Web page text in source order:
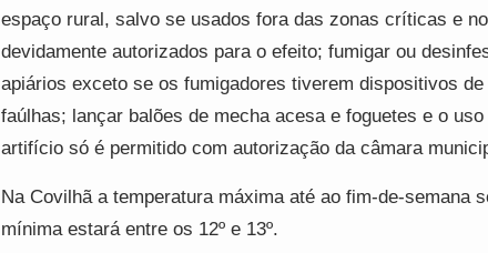
espaço rural, salvo se usados fora das zonas críticas e
devidamente autorizados para o efeito; fumigar ou
apiários exceto se os fumigadores tiverem dispositivos de
faúlhas; lançar balões de mecha acesa e foguetes e o uso
artifício só é permitido com autorização da câmara
Na Covilhã a temperatura máxima até ao fim-de-semana
mínima estará entre os 12º e 13º.